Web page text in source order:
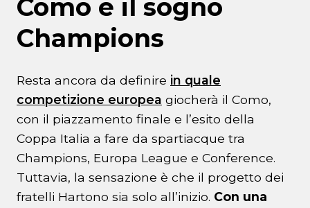
Como e il sogno
Champions
Resta ancora da definire in quale
competizione europea giocherà il Como,
con il piazzamento finale e l’esito della
Coppa Italia a fare da spartiacque tra
Champions, Europa League e Conference.
Tuttavia, la sensazione è che il progetto dei
fratelli Hartono sia solo all’inizio. Con una